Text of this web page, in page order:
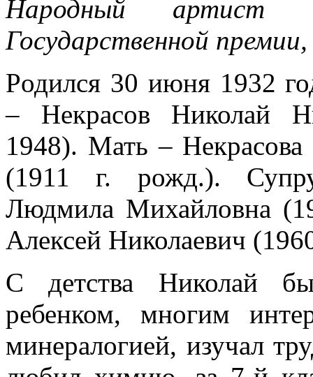
Народный артист
Государственной
Pодился 30 июня 1932
– Некрасов Николай
1948). Мать – Некрасова
(1911 г. рожд.).
Людмила Михайловна
Алексей Николаевич
С детства Николай
ребенком, многим
минералогией, изучал